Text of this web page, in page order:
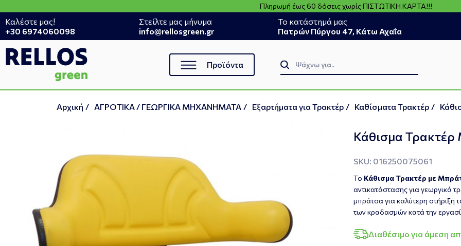
Πληρωμή έως 60 δόσεις χωρίς ΠΙΣΤΩΤΙΚΗ ΚΑΡΤΑ!!!
Καλέστε μας!
+30 6974060098
Στείλτε μας μήνυμα
info@rellosgreen.gr
Το κατάστημά μας
Πατρών Πύργου 47, Κάτω Αχαΐα
Προϊόντα
Αρχική / ΑΓΡΟΤΙΚΑ / ΓΕΩΡΓΙΚΑ ΜΗΧΑΝΗΜΑΤΑ / Εξαρτήματα για Τρακτέρ / Καθίσματα Τρακτέρ /
Κάθισμα Τρακτέρ
SKU: 016250075061
Το Κάθισμα Τρακτέρ με
αντικατάστασης για γεωργικά
μπράτσα για καλύτερη στήριξη
των κραδασμών κατά την
Διαθέσιμο για άμεση